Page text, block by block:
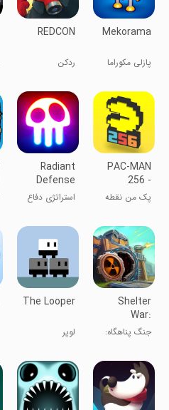
Mekorama
پازلی مکوراما
REDCON
ردکن
PAC-MAN
256 -
Endless
Maze
پک من نقطه
Radiant
Defense
استراتژی دفاع
Shelter
War:
Zombie
Games
جنگ پناهگاه:
The Looper
لوپر